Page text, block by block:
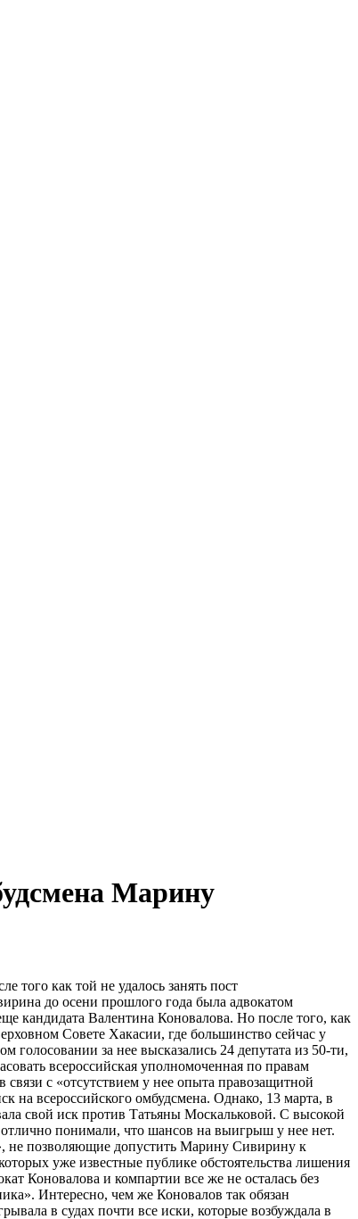
Марину
того как той не удалось занять пост
до осени прошлого года была адвокатом
кандидата Валентина Коновалова. Но после того, как
Совете Хакасии, где большинство сейчас у
за нее высказались 24 депутата из 50-ти,
всероссийская уполномоченная по правам
с «отсутствием у нее опыта правозащитной
на всероссийского омбудсмена. Однако, 13 марта, в
свой иск против Татьяны Москальковой. С высокой
понимали, что шансов на выигрыш у нее нет.
не позволяющие допустить Марину Сивирину к
уже известные публике обстоятельства лишения
Коновалова и компартии все же не осталась без
Интересно, чем же Коновалов так обязан
в судах почти все иски, которые возбуждала в